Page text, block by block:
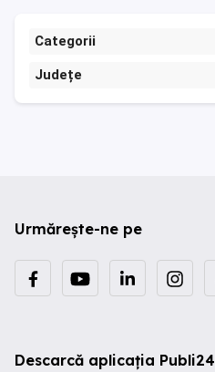
Categorii
Județe
Urmărește-ne pe
Descarcă aplicația Publi24